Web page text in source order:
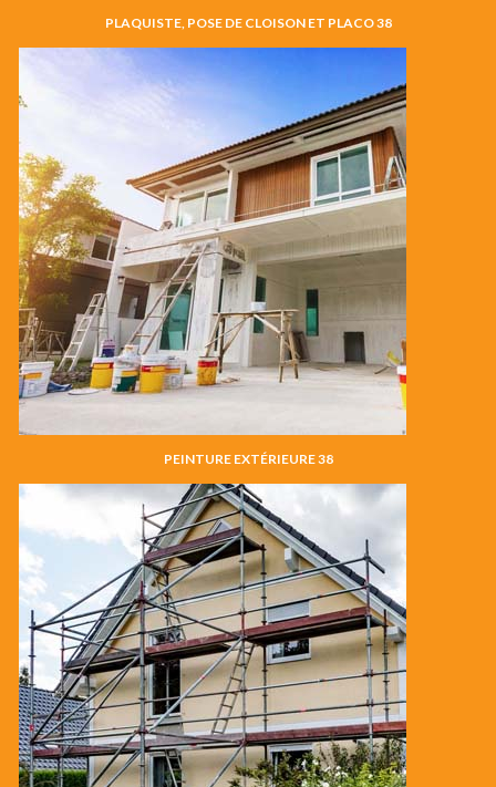
PLAQUISTE, POSE DE CLOISON ET PLACO 38
PEINTURE EXTÉRIEURE 38